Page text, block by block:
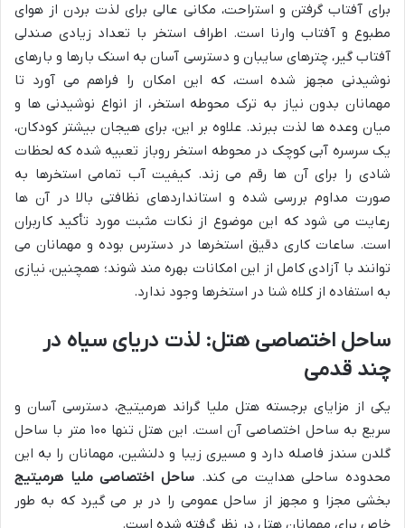
برای آفتاب گرفتن و استراحت، مکانی عالی برای لذت بردن از هوای
مطبوع و آفتاب وارنا است. اطراف استخر با تعداد زیادی صندلی
آفتاب گیر، چترهای سایبان و دسترسی آسان به اسنک بارها و بارهای
نوشیدنی مجهز شده است، که این امکان را فراهم می آورد تا
مهمانان بدون نیاز به ترک محوطه استخر، از انواع نوشیدنی ها و
میان وعده ها لذت ببرند. علاوه بر این، برای هیجان بیشتر کودکان،
یک سرسره آبی کوچک در محوطه استخر روباز تعبیه شده که لحظات
شادی را برای آن ها رقم می زند. کیفیت آب تمامی استخرها به
صورت مداوم بررسی شده و استانداردهای نظافتی بالا در آن ها
رعایت می شود که این موضوع از نکات مثبت مورد تأکید کاربران
است. ساعات کاری دقیق استخرها در دسترس بوده و مهمانان می
توانند با آزادی کامل از این امکانات بهره مند شوند؛ همچنین، نیازی
به استفاده از کلاه شنا در استخرها وجود ندارد.
ساحل اختصاصی هتل: لذت دریای سیاه در
چند قدمی
یکی از مزایای برجسته هتل ملیا گراند هرمیتیج، دسترسی آسان و
سریع به ساحل اختصاصی آن است. این هتل تنها ۱۰۰ متر با ساحل
گلدن سندز فاصله دارد و مسیری زیبا و دلنشین، مهمانان را به این
محدوده ساحلی هدایت می کند.ساحل اختصاصی ملیا هرمیتیج
بخشی مجزا و مجهز از ساحل عمومی را در بر می گیرد که به طور
خاص برای مهمانان هتل در نظر گرفته شده است.